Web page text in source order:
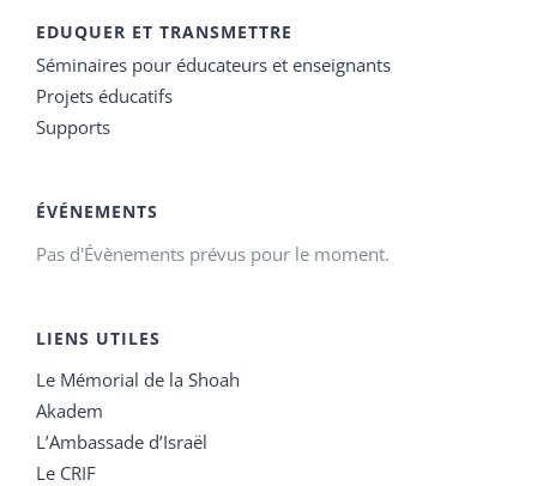
EDUQUER ET TRANSMETTRE
Séminaires pour éducateurs et enseignants
Projets éducatifs
Supports
ÉVÉNEMENTS
Pas d'Évènements prévus pour le moment.
LIENS UTILES
Le Mémorial de la Shoah
Akadem
L’Ambassade d’Israël
Le CRIF